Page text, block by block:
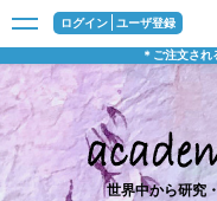
ログイン ユーザ登録
＊ご注文され
世界中から研究